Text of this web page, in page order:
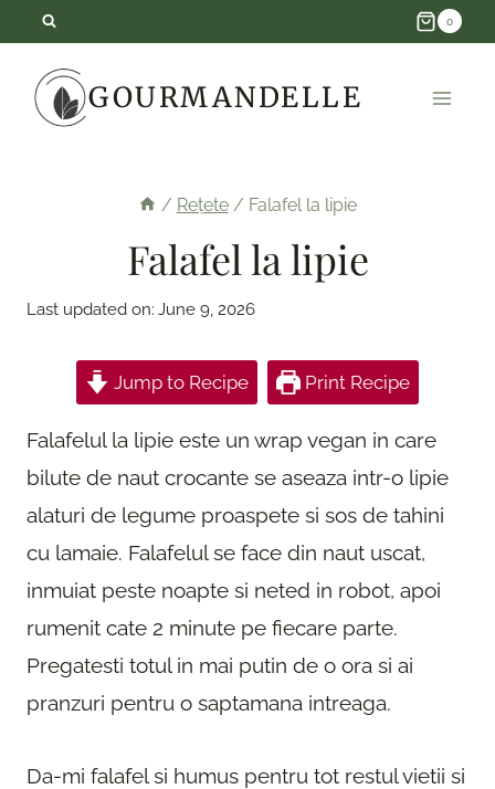
content
0
GOURMANDELLE
/ Rețete / Falafel la lipie
Falafel la lipie
Last updated on: June 9, 2026
Jump to Recipe Print Recipe
Falafelul la lipie este un wrap vegan in care
bilute de naut crocante se aseaza intr-o lipie
alaturi de legume proaspete si sos de tahini
cu lamaie. Falafelul se face din naut uscat,
inmuiat peste noapte si neted in robot, apoi
rumenit cate 2 minute pe fiecare parte.
Pregatesti totul in mai putin de o ora si ai
pranzuri pentru o saptamana intreaga.
Da-mi falafel si humus pentru tot restul vietii si